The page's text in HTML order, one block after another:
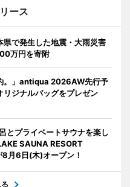
ース
県で発生した地震・大雨災害
万円を寄附
。」antiqua 2026AW先行予
ジナルバッグをプレゼン
とプライベートサウナを楽し
SAUNA RESORT
月6日(木)オープン！